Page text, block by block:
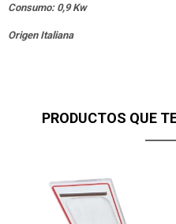
Consumo: 0,9 Kw
Origen Italiana
PRODUCTOS QUE